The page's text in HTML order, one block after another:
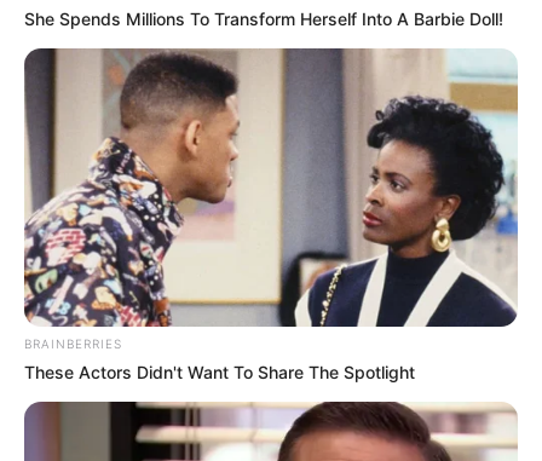
She Spends Millions To Transform Herself Into A Barbie Doll!
BRAINBERRIES
These Actors Didn't Want To Share The Spotlight